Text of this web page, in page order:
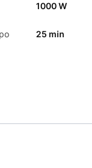
1000 W
25 min